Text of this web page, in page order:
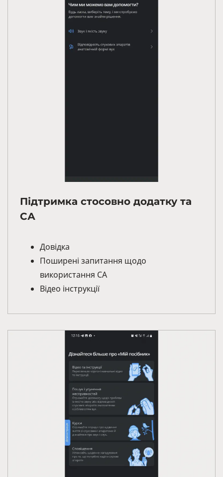
Підтримка стосовно додатку та
СА
Довідка
Поширені запитання щодо
використання СА
Відео інструкції